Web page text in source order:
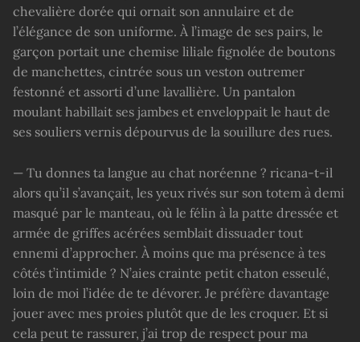
chevalière dorée qui ornait son annulaire et de
l’élégance de son uniforme. À l’image de ses pairs, le
garçon portait une chemise liliale fignolée de boutons
de manchettes, cintrée sous un veston outremer
festonné et assorti d’une lavallière. Un pantalon
moulant habillait ses jambes et enveloppait le haut de
ses souliers vernis dépourvus de la souillure des rues.
— Tu donnes ta langue au chat noréenne ? ricana-t-il
alors qu’il s’avançait, les yeux rivés sur son totem à demi
masqué par le manteau, où le félin à la patte dressée et
armée de griffes acérées semblait dissuader tout
ennemi d’approcher. À moins que ma présence à tes
côtés t’intimide ? N’aies crainte petit chaton esseulé,
loin de moi l’idée de te dévorer. Je préfère davantage
jouer avec mes proies plutôt que de les croquer. Et si
cela peut te rassurer, j’ai trop de respect pour ma